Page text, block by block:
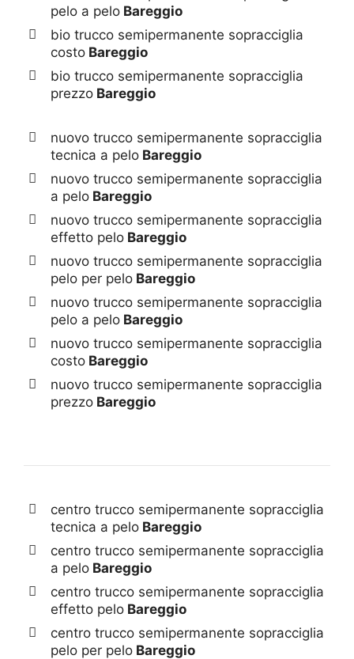
pelo a pelo Bareggio
bio trucco semipermanente sopracciglia
costo Bareggio
bio trucco semipermanente sopracciglia
prezzo Bareggio
nuovo trucco semipermanente sopracciglia
tecnica a pelo Bareggio
nuovo trucco semipermanente sopracciglia
a pelo Bareggio
nuovo trucco semipermanente sopracciglia
effetto pelo Bareggio
nuovo trucco semipermanente sopracciglia
pelo per pelo Bareggio
nuovo trucco semipermanente sopracciglia
pelo a pelo Bareggio
nuovo trucco semipermanente sopracciglia
costo Bareggio
nuovo trucco semipermanente sopracciglia
prezzo Bareggio
centro trucco semipermanente sopracciglia
tecnica a pelo Bareggio
centro trucco semipermanente sopracciglia
a pelo Bareggio
centro trucco semipermanente sopracciglia
effetto pelo Bareggio
centro trucco semipermanente sopracciglia
pelo per pelo Bareggio